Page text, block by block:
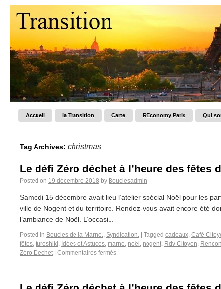
Accueil la Transition Carte REconomy Paris Qui
Tag Archives: christmas
Le défi Zéro déchet à l’heure des fêtes
Posted on 19 décembre 2018 by Bouclesadmin
Samedi 15 décembre avait lieu l’atelier spécial Noël pour les
ville de Nogent et du territoire. Rendez-vous avait encore été
l’ambiance de Noël. L’occasi...
Posted in Boucles de la Marne., Syndication. Tagged cadeaux, Café
fêtes, furoshiki, Idées et Astuces, marne, noël , nogent, Rdv Citoyen,
Zéro Dechet
Commentaires fermés